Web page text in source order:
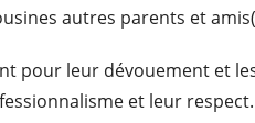
autres parents et
pour leur dévouement et
et leur respect.